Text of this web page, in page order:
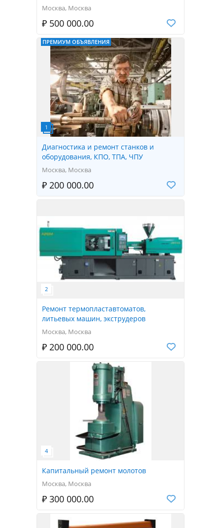
Москва, Москва
₽ 500 000.00
ПРЕМИУМ ОБЪЯВЛЕНИЯ
Диагностика и ремонт станков и
оборудования, КПО, ТПА, ЧПУ
Москва, Москва
₽ 200 000.00
Ремонт термопластавтоматов,
литьевых машин, экструдеров
Москва, Москва
₽ 200 000.00
Капитальный ремонт молотов
Москва, Москва
₽ 300 000.00